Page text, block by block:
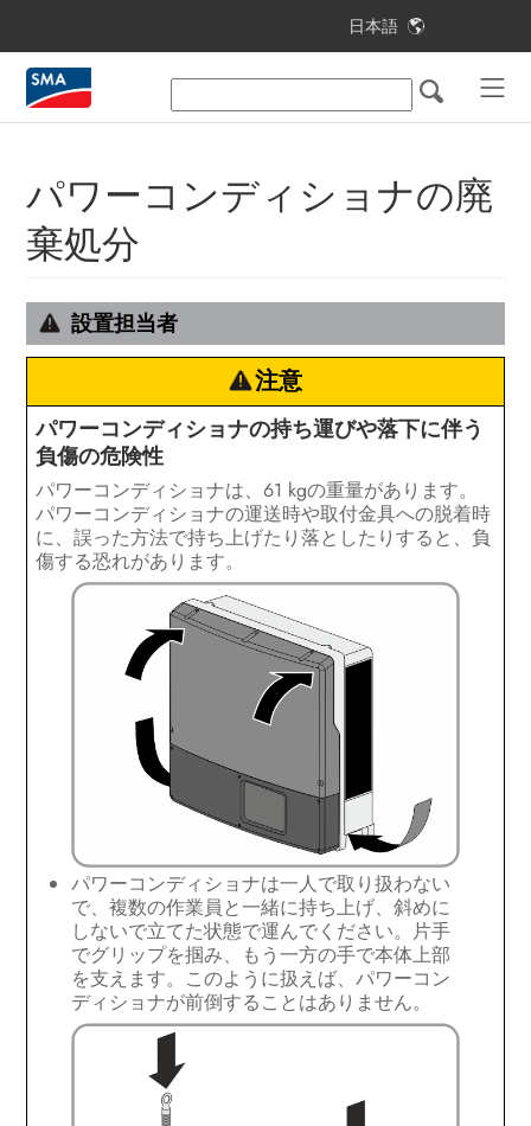
日本語
パワーコンディショナの廃
棄処分
設置担当者
注意
パワーコンディショナの持ち運びや落下に伴う
負傷の危険性
パワーコンディショナは、61 kgの重量があります。
パワーコンディショナの運送時や取付金具への脱着時
に、誤った方法で持ち上げたり落としたりすると、負
傷する恐れがあります。
パワーコンディショナは一人で取り扱わない
で、複数の作業員と一緒に持ち上げ、斜めに
しないで立てた状態で運んでください。片手
でグリップを掴み、もう一方の手で本体上部
を支えます。このように扱えば、パワーコン
ディショナが前倒することはありません。
目次
本書について
梱包内容
設置に必要な部品と工具
製品について
取付け
電気配線工事
パワーコンディショナの試運転調整
設定
パワーコンディショナの運転
パワーコンディショナの電源を切る
トラブルシューティング
パワーコンディショナの運転再開
パワーコンディショナの廃棄処分
仕様一覧
交換用部品と付属品
お問い合わせ